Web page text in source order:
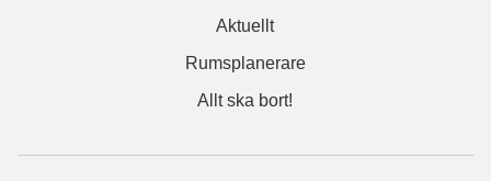
Aktuellt
Rumsplanerare
Allt ska bort!